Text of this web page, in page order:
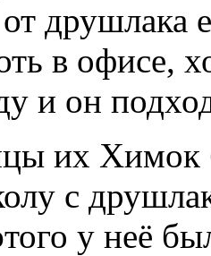
друшлака
в офисе,
и он
их Химок
с
у неё